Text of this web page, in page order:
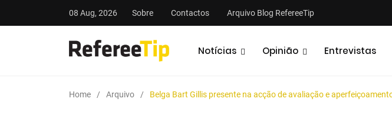
08 Aug, 2026 Sobre Contactos Arquivo Blog RefereeTip
Notícias Opinião Entrevistas
Home Arquivo Belga Bart Gillis presente na acção de avaliação e